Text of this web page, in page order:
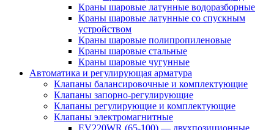
Краны шаровые латунные водоразборные
Краны шаровые латунные со спускным
устройством
Краны шаровые полипропиленовые
Краны шаровые стальные
Краны шаровые чугунные
Автоматика и регулирующая арматура
Клапаны балансировочные и комплектующие
Клапаны запорно-регулирующие
Клапаны регулирующие и комплектующие
Клапаны электромагнитные
EV220WR (65-100) — двухпозиционные